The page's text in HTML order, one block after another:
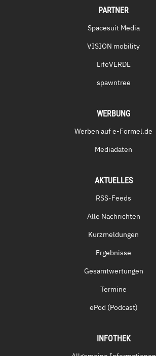
PARTNER
Spacesuit Media
VISION mobility
LifeVERDE
spawntree
WERBUNG
Werben auf e-Formel.de
Mediadaten
AKTUELLES
RSS-Feeds
Alle Nachrichten
Kurzmeldungen
Ergebnisse
Gesamtwertungen
Termine
ePod (Podcast)
INFOTHEK